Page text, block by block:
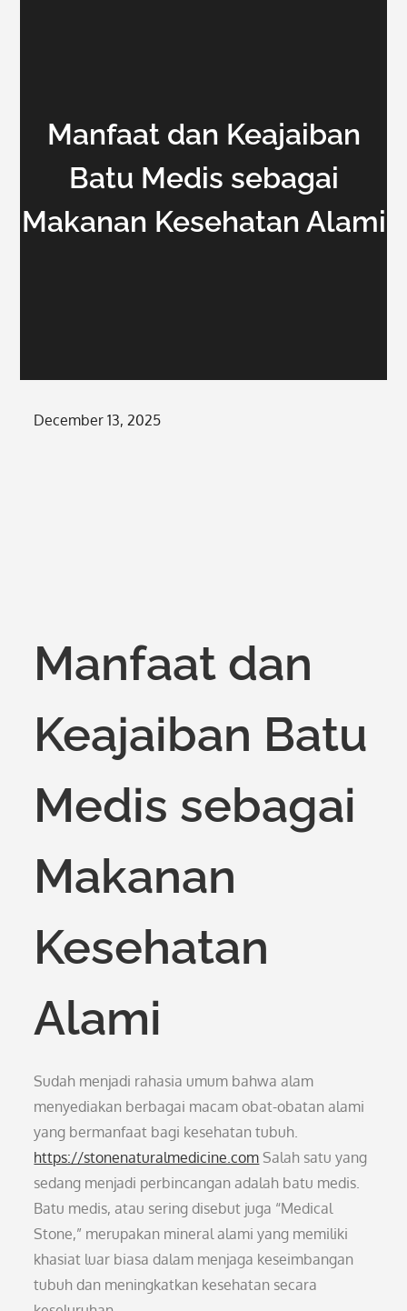
Manfaat dan Keajaiban
Batu Medis sebagai
Makanan Kesehatan Alami
Posted
December 13, 2025
Manfaat dan
Keajaiban Batu
Medis sebagai
Makanan
Kesehatan
Alami
Sudah menjadi rahasia umum bahwa alam
menyediakan berbagai macam obat-obatan alami
yang bermanfaat bagi kesehatan tubuh.
https://stonenaturalmedicine.com Salah satu yang
sedang menjadi perbincangan adalah batu medis.
Batu medis, atau sering disebut juga “Medical
Stone,” merupakan mineral alami yang memiliki
khasiat luar biasa dalam menjaga keseimbangan
tubuh dan meningkatkan kesehatan secara